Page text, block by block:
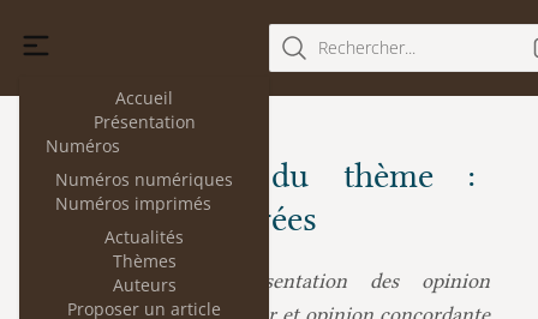
Accueil
Présentation
Numéros
Numéros numériques
Numéros imprimés
Actualités
Thèmes
Auteurs
Proposer un article
Rechercher...
Les articles du thème :
Opinions séparées
Wanda Mastor :
Présentation des opinion
dissidente du juge Breyer et opinion concordante